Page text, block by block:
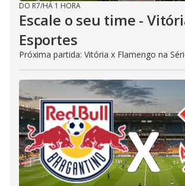
DO R7/HÁ 1 HORA
Escale o seu time -
Esportes
Próxima partida: Vitória x Flamengo na